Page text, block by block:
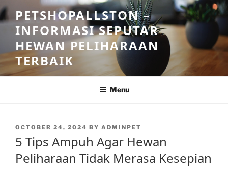
Skip
to
content
PETSHOPALLSTON –
INFORMASI SEPUTAR
HEWAN PELIHARAAN
TERBAIK
Menu
POSTED
OCTOBER 24, 2024 BY ADMINPET
5 Tips Ampuh Agar Hewan
Peliharaan Tidak Merasa Kesepian